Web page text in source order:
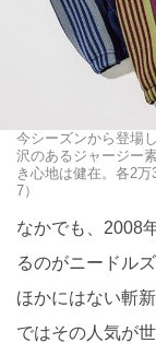
今シーズンから登場
沢のあるジャージー
き心地は健在。各2
7）
なかでも、2008
るのがニードル
ほかにはない斬
ではその人気が